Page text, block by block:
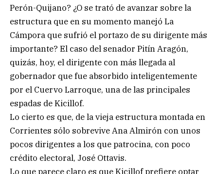
Perón-Quijano? ¿O se trató de avanzar sobre la
estructura que en su momento manejó La
Cámpora que sufrió el portazo de su dirigente más
importante? El caso del senador Pitín Aragón,
quizás, hoy, el dirigente con más llegada al
gobernador que fue absorbido inteligentemente
por el Cuervo Larroque, una de las principales
espadas de Kicillof.
Lo cierto es que, de la vieja estructura montada en
Corrientes sólo sobrevive Ana Almirón con unos
pocos dirigentes a los que patrocina, con poco
crédito electoral, José Ottavis.
Lo que parece claro es que Kicillof prefiere optar